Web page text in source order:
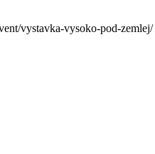
vystavka-vysoko-pod-zemlej/